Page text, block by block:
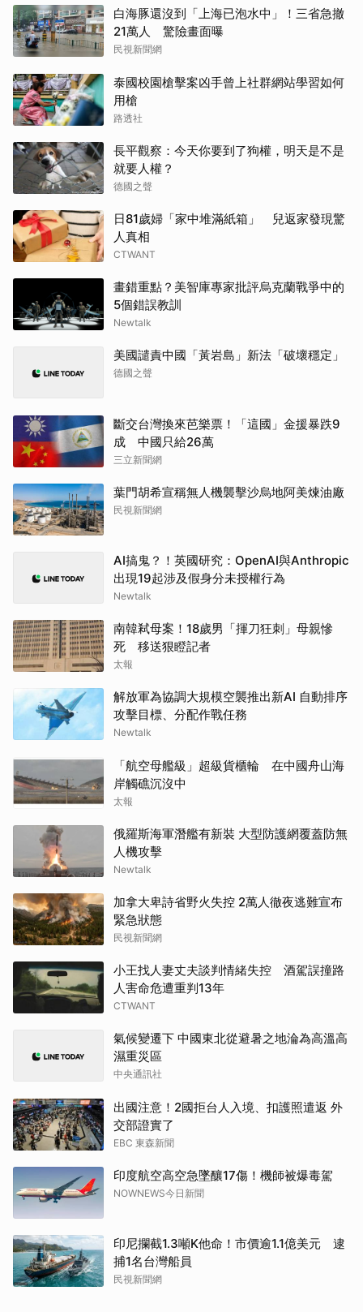
白海豚還沒到「上海已泡水中」！三省急撤
21萬人 驚險畫面曝
民視新聞網
泰國校園槍擊案凶手曾上社群網站學習如何
用槍
路透社
長平觀察：今天你要到了狗權，明天是不是
就要人權？
德國之聲
日81歲婦「家中堆滿紙箱」 兒返家發現驚
人真相
CTWANT
畫錯重點？美智庫專家批評烏克蘭戰爭中的
5個錯誤教訓
Newtalk
美國譴責中國「黃岩島」新法「破壞穩定」
德國之聲
斷交台灣換來芭樂票！「這國」金援暴跌9
成 中國只給26萬
三立新聞網
葉門胡希宣稱無人機襲擊沙烏地阿美煉油廠
民視新聞網
AI搞鬼？！英國研究：OpenAI與Anthropic
出現19起涉及假身分未授權行為
Newtalk
南韓弒母案！18歲男「揮刀狂刺」母親慘
死 移送狠瞪記者
太報
解放軍為協調大規模空襲推出新AI 自動排序
攻擊目標、分配作戰任務
Newtalk
「航空母艦級」超級貨櫃輪 在中國舟山海
岸觸礁沉沒中
太報
俄羅斯海軍潛艦有新裝 大型防護網覆蓋防無
人機攻擊
Newtalk
加拿大卑詩省野火失控 2萬人徹夜逃難宣布
緊急狀態
民視新聞網
小王找人妻丈夫談判情緒失控 酒駕誤撞路
人害命危遭重判13年
CTWANT
氣候變遷下 中國東北從避暑之地淪為高溫高
濕重災區
中央通訊社
出國注意！2國拒台人入境、扣護照遣返 外
交部證實了
EBC 東森新聞
印度航空高空急墜釀17傷！機師被爆毒駕
NOWNEWS今日新聞
印尼攔截1.3噸K他命！市價逾1.1億美元 逮
捕1名台灣船員
民視新聞網